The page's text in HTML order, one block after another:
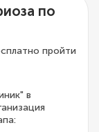
по
пройти
в